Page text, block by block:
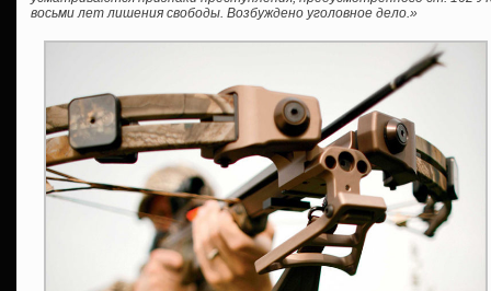
восьми лет лишения свободы. Возбуждено уголовное дело.»